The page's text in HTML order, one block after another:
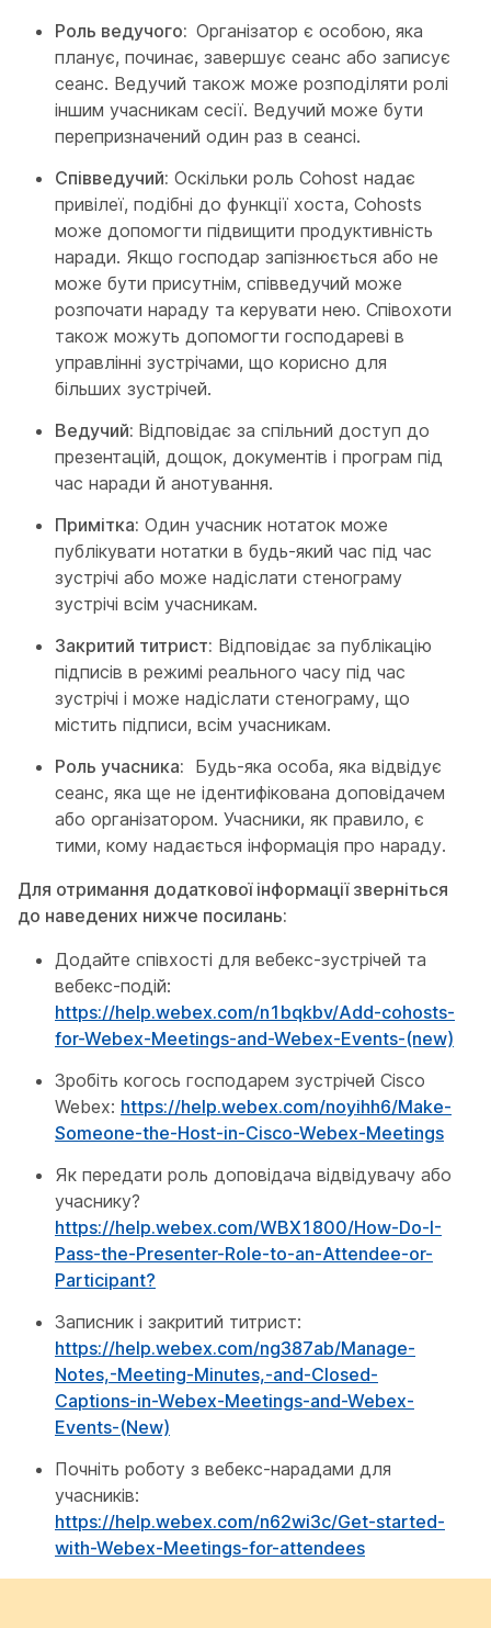
Роль ведучого: Організатор є особою, яка
планує, починає, завершує сеанс або записує
сеанс. Ведучий також може розподіляти ролі
іншим учасникам сесії. Ведучий може бути
перепризначений один раз в сеансі.
Співведучий: Оскільки роль Cohost надає
привілеї, подібні до функції хоста, Cohosts
може допомогти підвищити продуктивність
наради. Якщо господар запізнюється або не
може бути присутнім, співведучий може
розпочати нараду та керувати нею. Співохоти
також можуть допомогти господареві в
управлінні зустрічами, що корисно для
більших зустрічей.
Ведучий: Відповідає за спільний доступ до
презентацій, дощок, документів і програм під
час наради й анотування.
Примітка: Один учасник нотаток може
публікувати нотатки в будь-який час під час
зустрічі або може надіслати стенограму
зустрічі всім учасникам.
Закритий титрист: Відповідає за публікацію
підписів в режимі реального часу під час
зустрічі і може надіслати стенограму, що
містить підписи, всім учасникам.
Роль учасника: Будь-яка особа, яка відвідує
сеанс, яка ще не ідентифікована доповідачем
або організатором. Учасники, як правило, є
тими, кому надається інформація про нараду.
Для отримання додаткової інформації зверніться
до наведених нижче посилань:
Додайте співхості для вебекс-зустрічей та
вебекс-подій:
https://help.webex.com/n1bqkbv/Add-cohosts-
for-Webex-Meetings-and-Webex-Events-(new)
Зробіть когось господарем зустрічей Cisco
Webex: https://help.webex.com/noyihh6/Make-
Someone-the-Host-in-Cisco-Webex-Meetings
Як передати роль доповідача відвідувачу або
учаснику?
https://help.webex.com/WBX1800/How-Do-I-
Pass-the-Presenter-Role-to-an-Attendee-or-
Participant?
Записник і закритий титрист:
https://help.webex.com/ng387ab/Manage-
Notes,-Meeting-Minutes,-and-Closed-
Captions-in-Webex-Meetings-and-Webex-
Events-(New)
Почніть роботу з вебекс-нарадами для
учасників:
https://help.webex.com/n62wi3c/Get-started-
with-Webex-Meetings-for-attendees